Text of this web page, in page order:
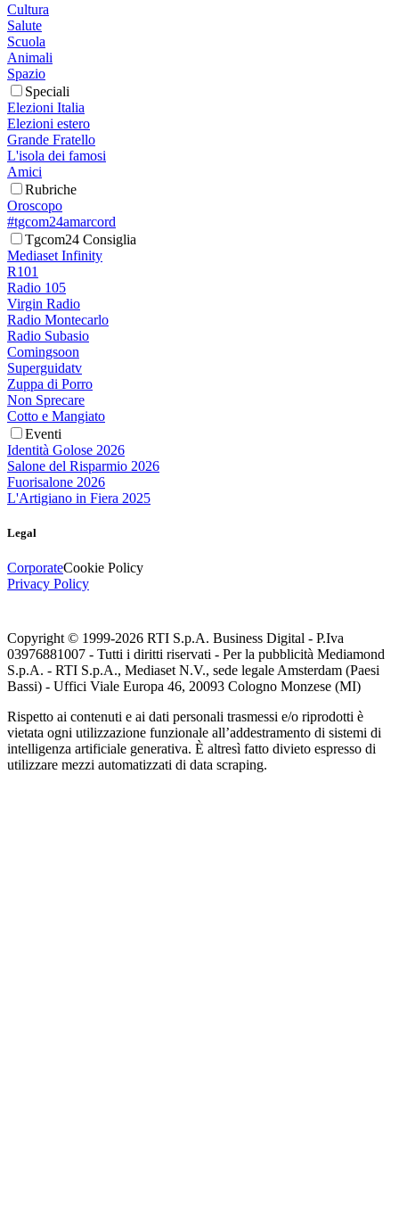
Cultura
Salute
Scuola
Animali
Spazio
Speciali
Elezioni Italia
Elezioni estero
Grande Fratello
L'isola dei famosi
Amici
Rubriche
Oroscopo
#tgcom24amarcord
Tgcom24 Consiglia
Mediaset Infinity
R101
Radio 105
Virgin Radio
Radio Montecarlo
Radio Subasio
Comingsoon
Superguidatv
Zuppa di Porro
Non Sprecare
Cotto e Mangiato
Eventi
Identità Golose 2026
Salone del Risparmio 2026
Fuorisalone 2026
L'Artigiano in Fiera 2025
Legal
CorporateCookie Policy
Privacy Policy
Copyright © 1999-2026 RTI S.p.A. Business Digital - P.Iva
03976881007 - Tutti i diritti riservati - Per la pubblicità Mediamond
S.p.A. - RTI S.p.A., Mediaset N.V., sede legale Amsterdam (Paesi
Bassi) - Uffici Viale Europa 46, 20093 Cologno Monzese (MI)
Rispetto ai contenuti e ai dati personali trasmessi e/o riprodotti è
vietata ogni utilizzazione funzionale all’addestramento di sistemi di
intelligenza artificiale generativa. È altresì fatto divieto espresso di
utilizzare mezzi automatizzati di data scraping.